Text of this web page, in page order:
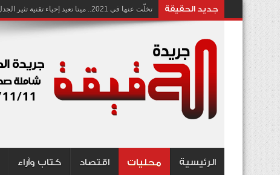
جديد الحقيقة تخلّت عنها في 2021.. ميتا تعيد إحياء تقنية تثير الجدل بشأن انتهاك الخصوصية
الرئيسية محليات اقتصاد كتاب وآراء